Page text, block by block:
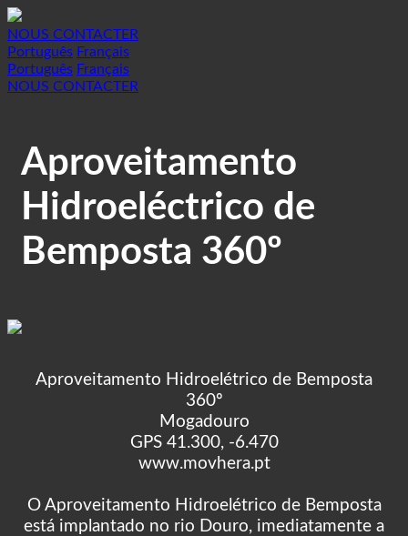
NOUS CONTACTER
Português Français
Português Français
NOUS CONTACTER
Aproveitamento
Hidroeléctrico de
Bemposta 360º
Aproveitamento Hidroelétrico de Bemposta
360º
Mogadouro
GPS 41.300, -6.470
www.movhera.pt
O Aproveitamento Hidroelétrico de Bemposta
está implantado no rio Douro, imediatamente a